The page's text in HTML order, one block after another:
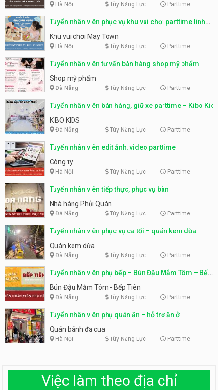
Hà Nội Tùy Năng Lực Parttime
Tuyển nhân viên phục vụ khu vui chơi parttime linh
động
Khu vui chơi May Town
Hà Nội Tùy Năng Lực Parttime
Tuyển nhân viên tư vấn bán hàng shop mỹ phẩm
Shop mỹ phẩm
Đà Nẵng Tùy Năng Lực Parttime
Tuyển nhân viên bán hàng, giữ xe parttime – Kibo Kid
KIBO KIDS
Đà Nẵng Tùy Năng Lực Parttime
Tuyển nhân viên edit ảnh, video parttime
Công ty
Hà Nội Tùy Năng Lực Parttime
Tuyển nhân viên tiếp thực, phục vụ bàn
Nhà hàng Phủi Quán
Đà Nẵng Tùy Năng Lực Parttime
Tuyển nhân viên phục vụ ca tối – quán kem dừa
Quán kem dừa
Đà Nẵng Tùy Năng Lực Parttime
Tuyển nhân viên phụ bếp – Bún Đậu Mắm Tôm – Bếp
Tiên
Bún Đậu Mắm Tôm - Bếp Tiên
Đà Nẵng Tùy Năng Lực Parttime
Tuyển nhân viên phụ quán ăn – hỗ trợ ăn ở
Quán bánh đa cua
Hà Nội Tùy Năng Lực Parttime
Việc làm theo địa chỉ